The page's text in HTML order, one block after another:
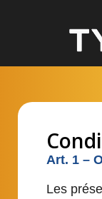
Art. 1 –
Les